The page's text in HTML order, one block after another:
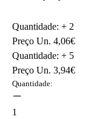
Quantidade: + 2
Preço Un. 4,06€
Quantidade: + 5
Preço Un. 3,94€
Quantidade:
1